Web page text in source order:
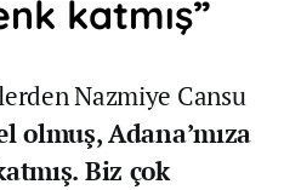
katmış”
Nazmiye Cansu
olmuş, Adana’mıza
Biz çok